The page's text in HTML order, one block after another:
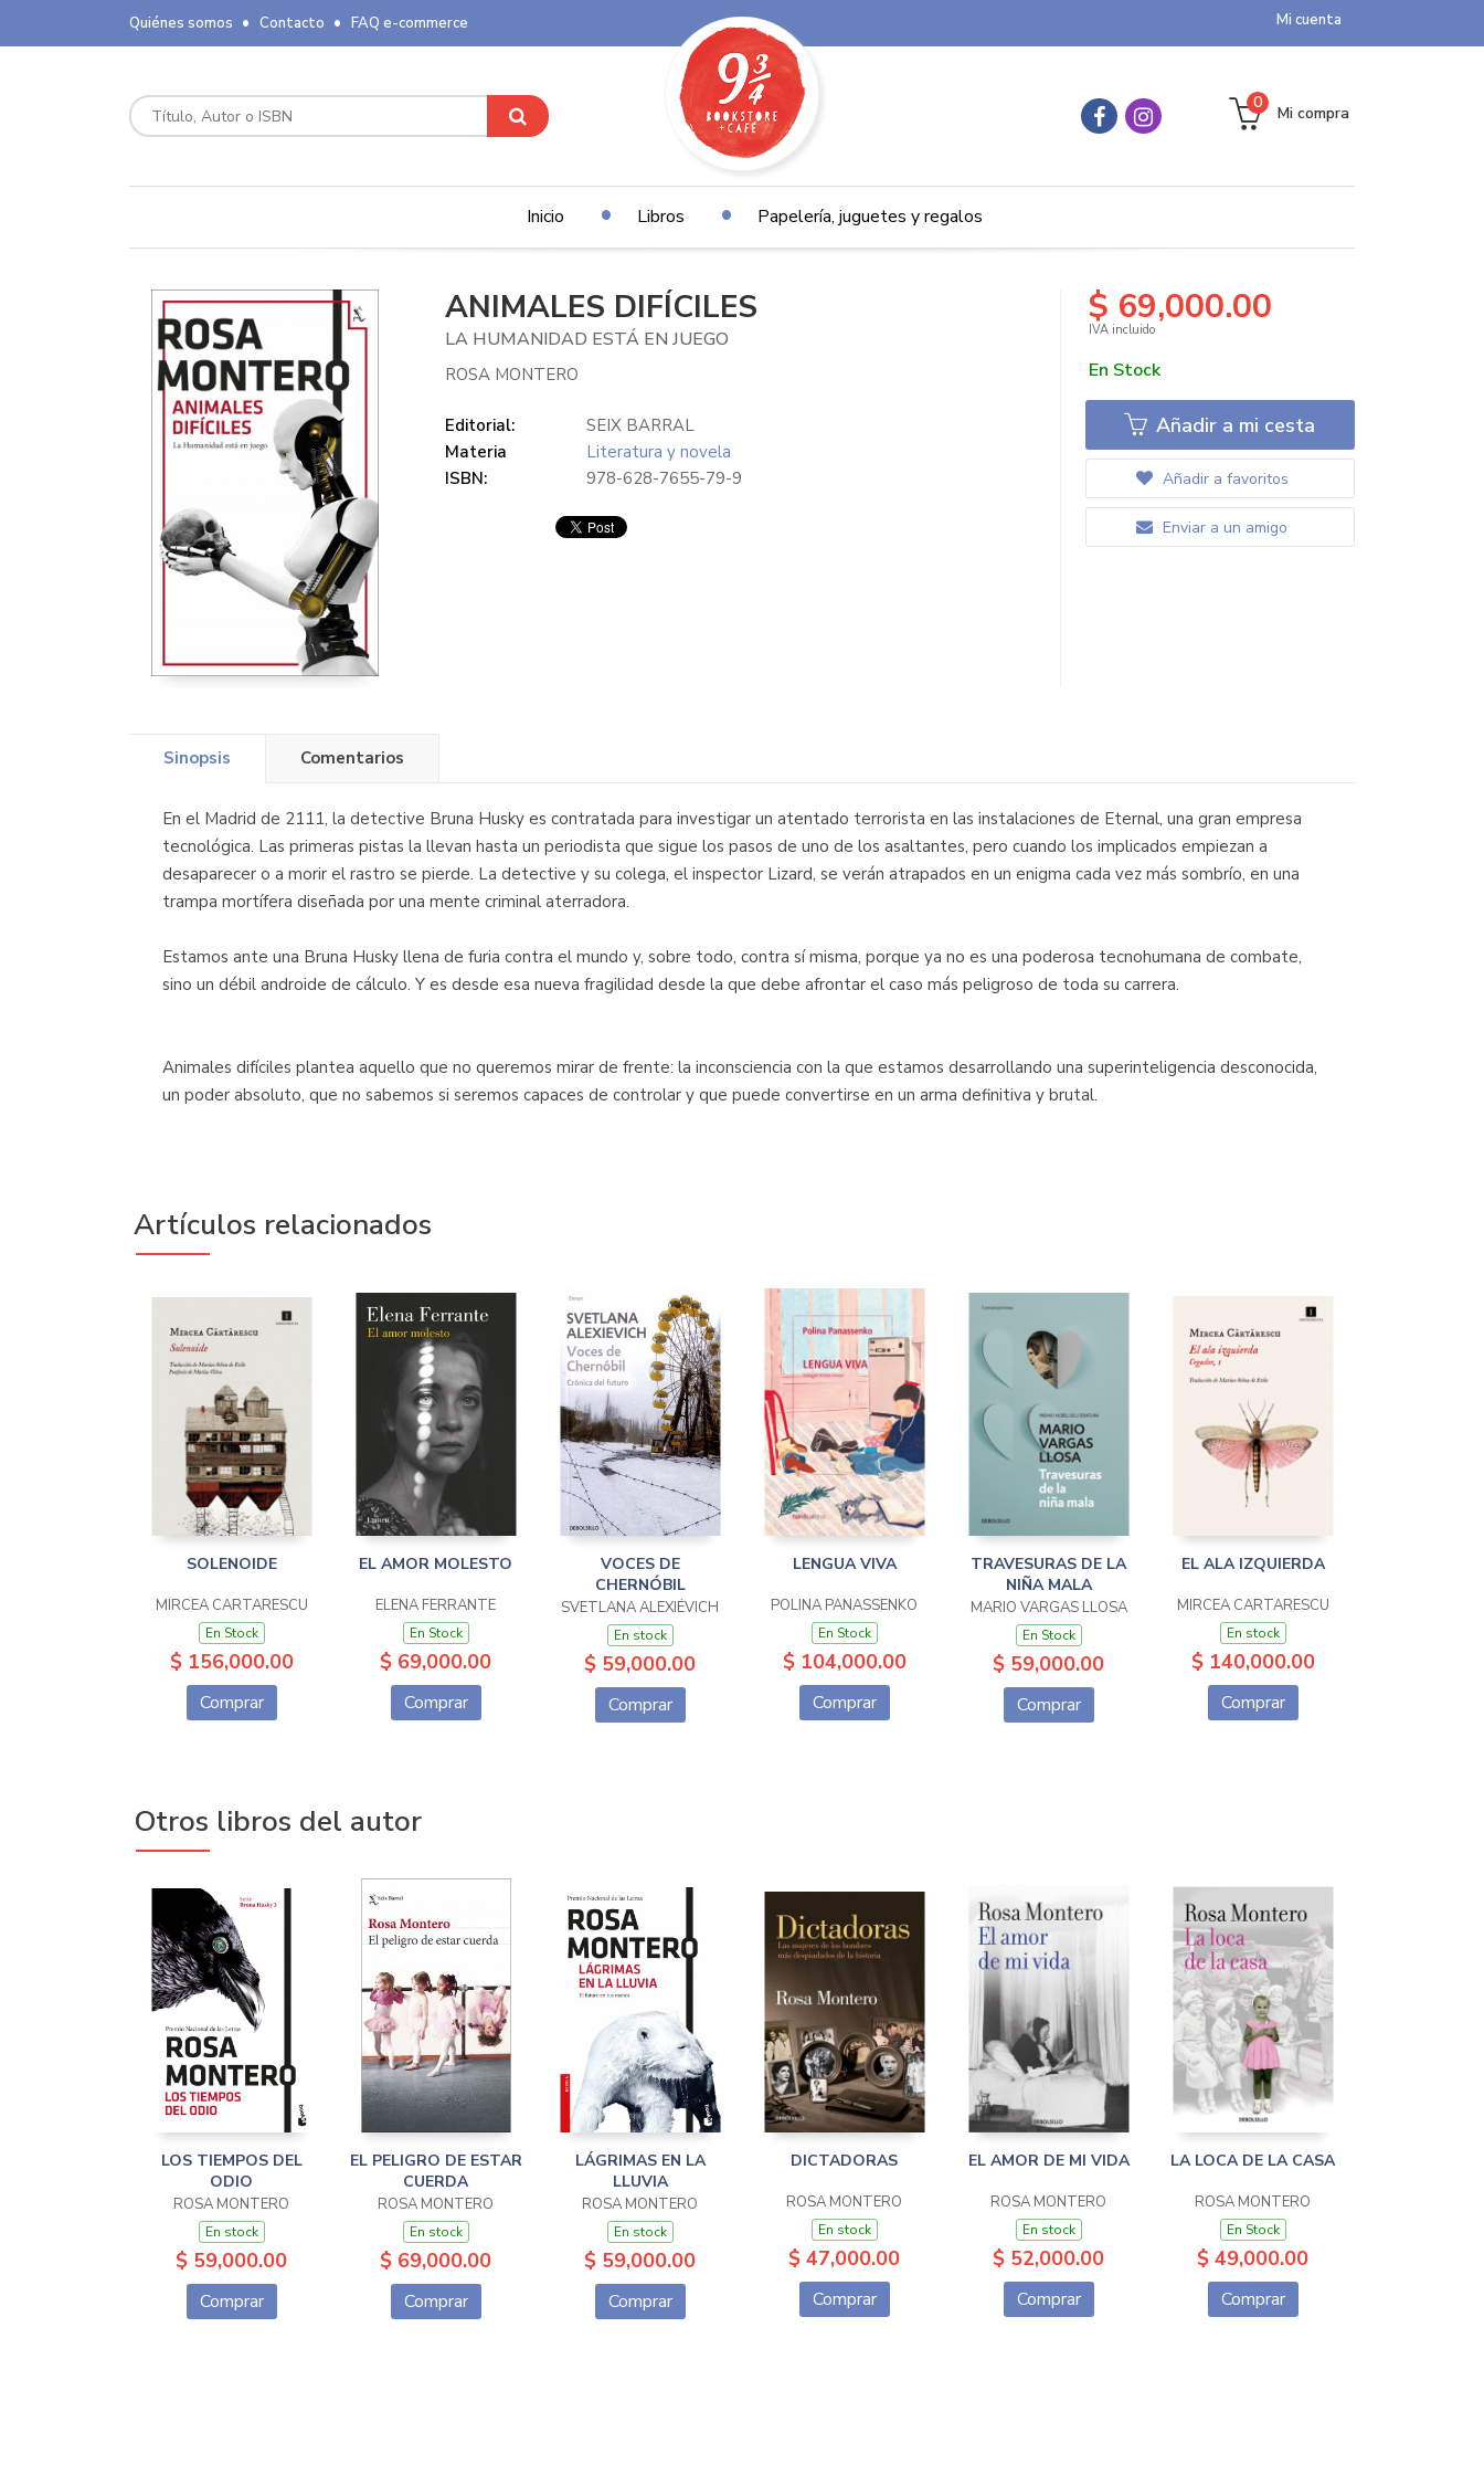
Mi cuenta
Quiénes somos Contacto FAQ e-commerce
Mi compra
0
Inicio Libros Papelería, juguetes y regalos
ANIMALES DIFÍCILES
LA HUMANIDAD ESTÁ EN JUEGO
ROSA MONTERO
Editorial:
SEIX BARRAL
Materia
Literatura y novela
ISBN:
978-628-7655-79-9
$ 69,000.00
IVA incluido
En Stock
Añadir a mi cesta
Añadir a favoritos
Enviar a un amigo
Sinopsis Comentarios
En el Madrid de 2111, la detective Bruna Husky es contratada para investigar un atentado terrorista en las instalaciones de Eternal, una gran empresa
tecnológica. Las primeras pistas la llevan hasta un periodista que sigue los pasos de uno de los asaltantes, pero cuando los implicados empiezan a
desaparecer o a morir el rastro se pierde. La detective y su colega, el inspector Lizard, se verán atrapados en un enigma cada vez más sombrío, en una
trampa mortífera diseñada por una mente criminal aterradora.
Estamos ante una Bruna Husky llena de furia contra el mundo y, sobre todo, contra sí misma, porque ya no es una poderosa tecnohumana de combate,
sino un débil androide de cálculo. Y es desde esa nueva fragilidad desde la que debe afrontar el caso más peligroso de toda su carrera.
Animales difíciles plantea aquello que no queremos mirar de frente: la inconsciencia con la que estamos desarrollando una superinteligencia desconocida,
un poder absoluto, que no sabemos si seremos capaces de controlar y que puede convertirse en un arma definitiva y brutal.
Artículos relacionados
SOLENOIDE
MIRCEA CARTARESCU
En Stock
$ 156,000.00
Comprar
EL AMOR MOLESTO
ELENA FERRANTE
En Stock
$ 69,000.00
Comprar
VOCES DE
CHERNÓBIL
SVETLANA ALEXIÉVICH
En stock
$ 59,000.00
Comprar
LENGUA VIVA
POLINA PANASSENKO
En Stock
$ 104,000.00
Comprar
TRAVESURAS DE LA
NIÑA MALA
MARIO VARGAS LLOSA
En Stock
$ 59,000.00
Comprar
EL ALA IZQUIERDA
MIRCEA CARTARESCU
En stock
$ 140,000.00
Comprar
Otros libros del autor
LOS TIEMPOS DEL
ODIO
ROSA MONTERO
En stock
$ 59,000.00
Comprar
EL PELIGRO DE ESTAR
CUERDA
ROSA MONTERO
En stock
$ 69,000.00
Comprar
LÁGRIMAS EN LA
LLUVIA
ROSA MONTERO
En stock
$ 59,000.00
Comprar
DICTADORAS
ROSA MONTERO
En stock
$ 47,000.00
Comprar
EL AMOR DE MI VIDA
ROSA MONTERO
En stock
$ 52,000.00
Comprar
LA LOCA DE LA CASA
ROSA MONTERO
En Stock
$ 49,000.00
Comprar